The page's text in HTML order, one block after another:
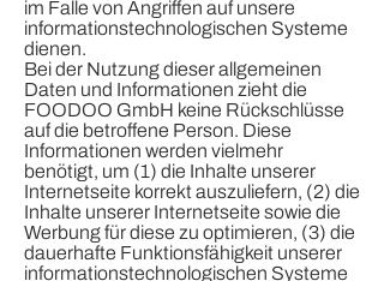
im Falle von Angriffen auf unsere
informationstechnologischen Systeme
dienen.
Bei der Nutzung dieser allgemeinen
Daten und Informationen zieht die
FOODOO GmbH keine Rückschlüsse
auf die betroffene Person. Diese
Informationen werden vielmehr
benötigt, um (1) die Inhalte unserer
Internetseite korrekt auszuliefern, (2) die
Inhalte unserer Internetseite sowie die
Werbung für diese zu optimieren, (3) die
dauerhafte Funktionsfähigkeit unserer
informationstechnologischen Systeme